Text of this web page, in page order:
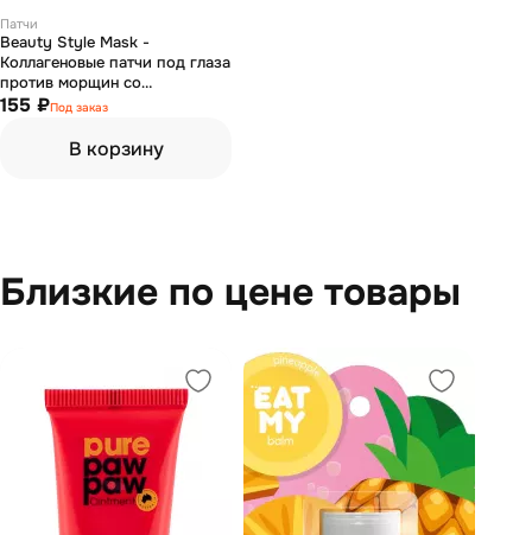
Патчи
Beauty Style Mask -
Коллагеновые патчи под глаза
против морщин со
стволовыми клетками арганы
155 ₽Под заказ
В корзину
Близкие по цене товары